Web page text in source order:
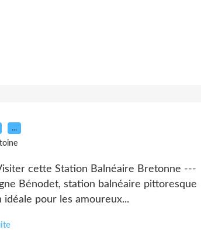
…
cette Station Balnéaire Bretonne ---
Bénodet, station balnéaire pittoresque
pour les amoureux...